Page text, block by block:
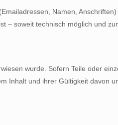
Namen,
soweit technisch möglich und
wurde. Sofern Teile oder
Inhalt und ihrer Gültigkeit davon